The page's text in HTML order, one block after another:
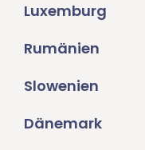
Luxemburg
Rumänien
Slowenien
Dänemark